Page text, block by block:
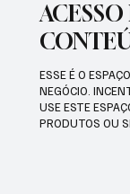
ESSE É O
NEGÓCIO.
USE ESTE
PRODUTOS OU